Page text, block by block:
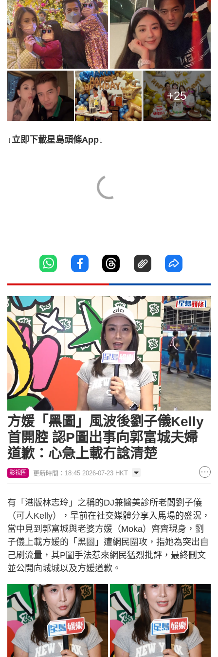
+25
↓立即下載星島頭條App↓
Unmute Loaded
19.35%
方媛「黑圖」風波後劉子儀Kelly
首開腔 認P圖出事向郭富城夫婦
道歉：心急上載冇諗清楚
影視圈 更新時間：18:45 2026-07-23 HKT
有「港版林志玲」之稱的DJ兼醫美診所老闆劉子儀
（可人Kelly），早前在社交媒體分享入馬場的盛況，
當中見到郭富城與老婆方媛（Moka）齊齊現身，劉
子儀上載方媛的「黑圖」遭網民圍攻，指她為突出自
己刷流量，其P圖手法惹來網民猛烈批評，最終刪文
並公開向城城以及方媛道歉。